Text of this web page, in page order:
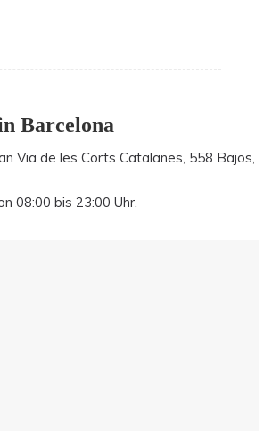
Barcelona
Via de les Corts Catalanes, 558 Bajos,
08:00 bis 23:00 Uhr.